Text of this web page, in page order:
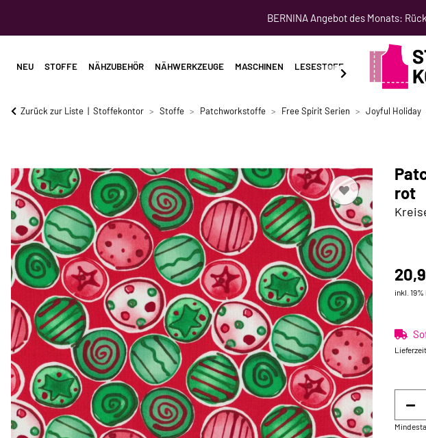
BERNINA Angebot des Monats:
NEU STOFFE NÄHZUBEHÖR NÄHWERKZEUGE MASCHINEN LESESTOFF SCHNITTMUSTER
Zurück zur Liste Stoffekontor Stoffe Patchworkstoffe Free Spirit Serien Joyful Holiday
rot
inkl. 19%